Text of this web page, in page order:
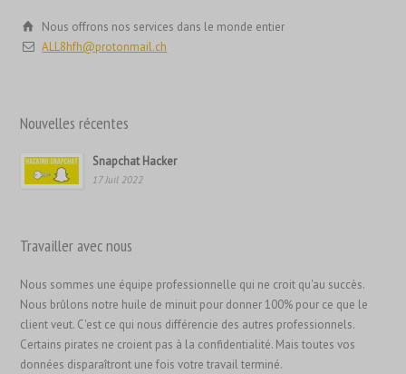
Nous offrons nos services dans le monde entier
ALL8hfh@protonmail.ch
Nouvelles récentes
Snapchat Hacker
17 Juil 2022
Travailler avec nous
Nous sommes une équipe professionnelle qui ne croit qu'au succès.
Nous brûlons notre huile de minuit pour donner 100% pour ce que le
client veut. C'est ce qui nous différencie des autres professionnels.
Certains pirates ne croient pas à la confidentialité. Mais toutes vos
données disparaîtront une fois votre travail terminé.
日本語
한국어
Bahasa Melayu
简体中文